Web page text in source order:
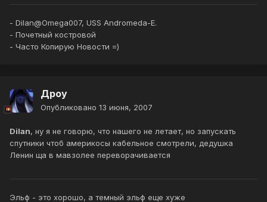
- Dilan@Omega007, USS Andromeda-E.
- Почетный костровой
- Часто Копирую Новости =)
Дроу
Опубликовано 13 июня, 2007
Dilan, ну я не говорю, что нашего не летает, но запускать
спутники чтоб америкосы кабельное смотрели, дедушка
Ленин ща в мавзолее переворачивается
Эльф - это хорошо, а темный эльф еще хуже